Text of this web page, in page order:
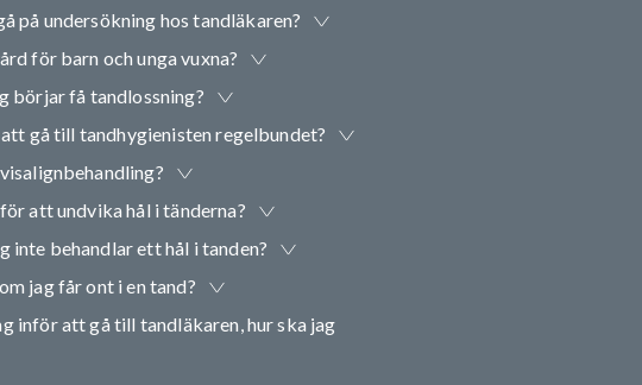
på undersökning hos tandläkaren?
för barn och unga vuxna?
börjar få tandlossning?
gå till tandhygienisten regelbundet?
att undvika hål i tänderna?
inte behandlar ett hål i tanden?
jag får ont i en tand?
inför att gå till tandläkaren, hur ska jag